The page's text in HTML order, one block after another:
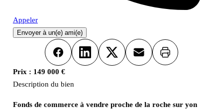
Appeler
Envoyer à un(e) ami(e)
FacebookLinkedInX Email Imprimer
Prix : 149 000 €
Description du bien
Fonds de commerce à vendre proche de la roche sur yon